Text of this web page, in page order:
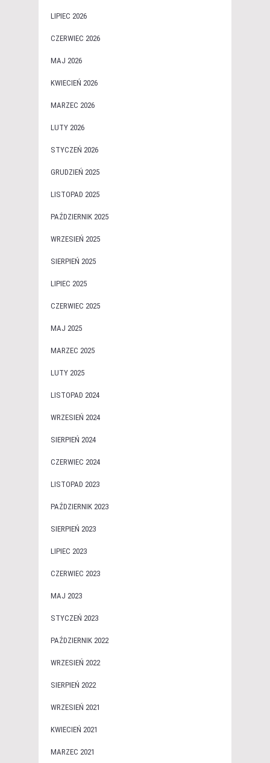
LIPIEC 2026
CZERWIEC 2026
MAJ 2026
KWIECIEŃ 2026
MARZEC 2026
LUTY 2026
STYCZEŃ 2026
GRUDZIEŃ 2025
LISTOPAD 2025
PAŹDZIERNIK 2025
WRZESIEŃ 2025
SIERPIEŃ 2025
LIPIEC 2025
CZERWIEC 2025
MAJ 2025
MARZEC 2025
LUTY 2025
LISTOPAD 2024
WRZESIEŃ 2024
SIERPIEŃ 2024
CZERWIEC 2024
LISTOPAD 2023
PAŹDZIERNIK 2023
SIERPIEŃ 2023
LIPIEC 2023
CZERWIEC 2023
MAJ 2023
STYCZEŃ 2023
PAŹDZIERNIK 2022
WRZESIEŃ 2022
SIERPIEŃ 2022
WRZESIEŃ 2021
KWIECIEŃ 2021
MARZEC 2021